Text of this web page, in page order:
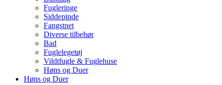
Fugleringe
Siddepinde
Fangstnet
Diverse tilbehør
Bad
Fuglelegetøj
Vildtfugle & Fuglehuse
Høns og Duer
Høns og Duer